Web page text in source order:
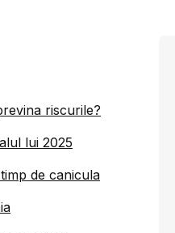
riscurile?
lui 2025
de canicula